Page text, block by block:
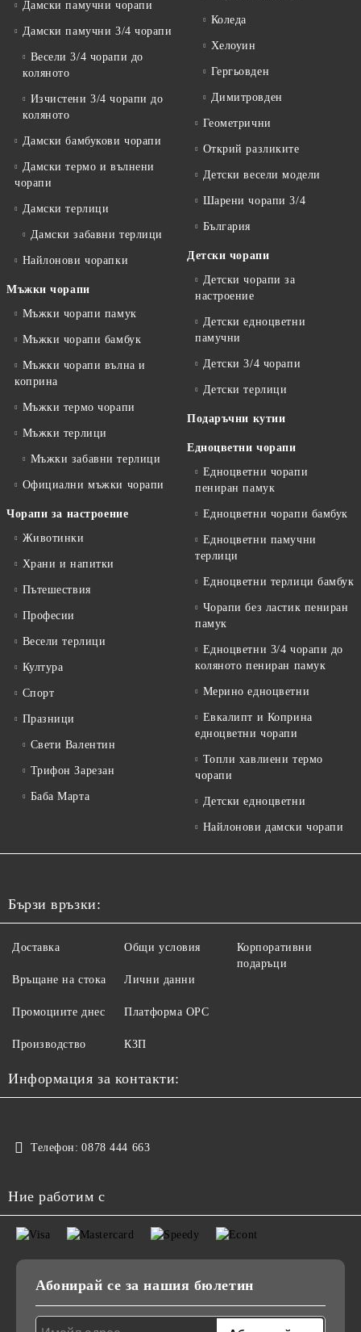
Дамски памучни чорапи
Дамски памучни 3/4 чорапи
Весели 3/4 чорапи до
коляното
Изчистени 3/4 чорапи до
коляното
Дамски бамбукови чорапи
Дамски термо и вълнени
чорапи
Дамски терлици
Дамски забавни терлици
Найлонови чорапки
Мъжки чорапи
Мъжки чорапи памук
Мъжки чорапи бамбук
Мъжки чорапи вълна и
коприна
Мъжки термо чорапи
Мъжки терлици
Мъжки забавни терлици
Официални мъжки чорапи
Чорапи за настроение
Животинки
Храни и напитки
Пътешествия
Професии
Весели терлици
Култура
Спорт
Празници
Свети Валентин
Трифон Зарезан
Баба Марта
Коледа
Хелоуин
Гергьовден
Димитровден
Геометрични
Открий разликите
Детски весели модели
Шарени чорапи 3/4
България
Детски чорапи
Детски чорапи за
настроение
Детски едноцветни
памучни
Детски 3/4 чорапи
Детски терлици
Подаръчни кутии
Едноцветни чорапи
Едноцветни чорапи
пениран памук
Едноцветни чорапи бамбук
Едноцветни памучни
терлици
Едноцветни терлици бамбук
Чорапи без ластик пениран
памук
Едноцветни 3/4 чорапи до
коляното пениран памук
Мерино едноцветни
Евкалипт и Коприна
едноцветни чорапи
Топли хавлиени термо
чорапи
Детски едноцветни
Найлонови дамски чорапи
Бързи връзки:
Доставка
Връщане на стока
Промоциите днес
Производство
Общи условия
Лични данни
Платформа ОРС
КЗП
Корпоративни
подаръци
Информация за контакти:
Телефон: 0878 444 663
Ние работим с
Абонирай се за нашия бюлетин